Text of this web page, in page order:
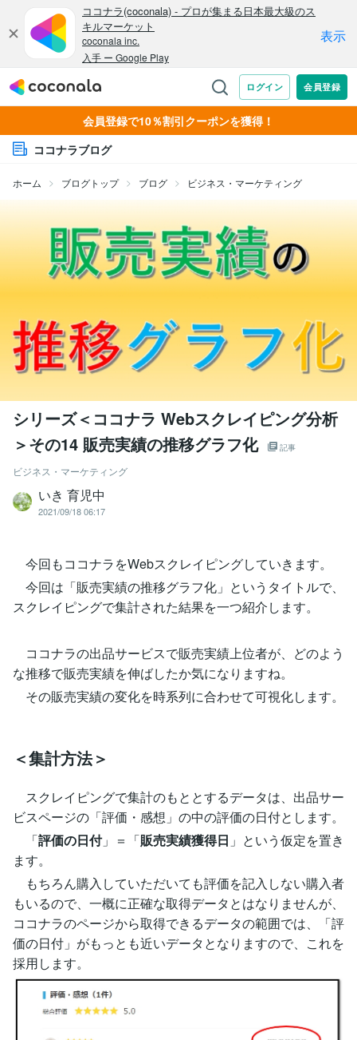
会員登録で10％割引クーポンを獲得！
ココナラブログ
ホーム ブログトップ ブログ ビジネス・マーケティング
シリーズ＜ココナラ Webスクレイピング分析
＞その14 販売実績の推移グラフ化
記事
ビジネス・マーケティング
いき 育児中
2021/09/18 06:17
今回もココナラをWebスクレイピングしていきます。
今回は「販売実績の推移グラフ化」というタイトルで、
スクレイピングで集計された結果を一つ紹介します。
ココナラの出品サービスで販売実績上位者が、どのよう
な推移で販売実績を伸ばしたか気になりますね。
その販売実績の変化を時系列に合わせて可視化します。
＜集計方法＞
スクレイピングで集計のもととするデータは、出品サー
ビスページの「評価・感想」の中の評価の日付とします。
「評価の日付」＝「販売実績獲得日 」という仮定を置き
ます。
もちろん購入していただいても評価を記入しない購入者
もいるので、一概に正確な取得データとはなりませんが、
ココナラのページから取得できるデータの範囲では、「評
価の日付」がもっとも近いデータとなりますので、これを
採用します。